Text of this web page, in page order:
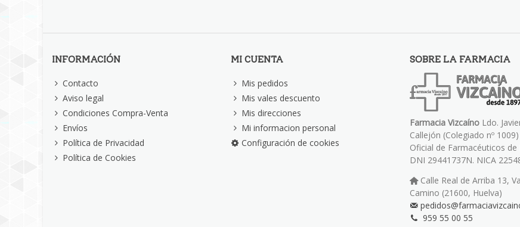
INFORMACIÓN
Contacto
Aviso legal
Condiciones Compra-Venta
Envíos
Política de Privacidad
Política de Cookies
MI CUENTA
Mis pedidos
Mis vales descuento
Mis direcciones
Mi informacion personal
Configuración de cookies
SOBRE LA FARMACIA
Farmacia Vizcaíno Ldo.
Callejón (Colegiado nº
Oficial de Farmacéuticos de
DNI 29441737N. NICA
Calle Real de Arriba 13,
Camino (21600, Huelva)
959 55 00 55